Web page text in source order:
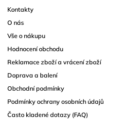
Kontakty
O nás
Vše o nákupu
Hodnocení obchodu
Reklamace zboží a vrácení zboží
Doprava a balení
Obchodní podmínky
Podmínky ochrany osobních údajů
Často kladené dotazy (FAQ)